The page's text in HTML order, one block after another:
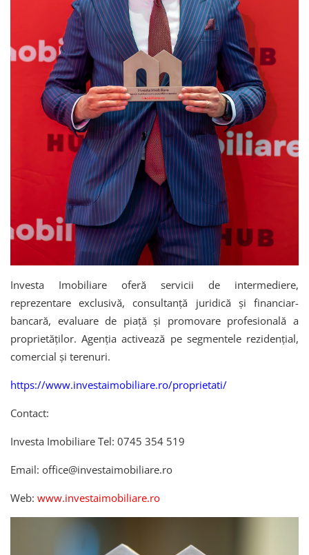
Investa Imobiliare oferă servicii de intermediere,
reprezentare exclusivă, consultanță juridică și financiar-
bancară, evaluare de piață și promovare profesională a
proprietăților. Agenția activează pe segmentele rezidențial,
comercial și terenuri.
https://www.investaimobiliare.ro/proprietati/
Contact:
Investa Imobiliare Tel: 0745 354 519
Email: office@investaimobiliare.ro
Web: www.investaimobiliare.ro